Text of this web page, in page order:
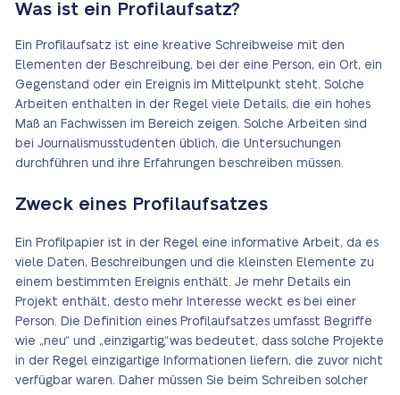
Was ist ein Profilaufsatz?
Ein Profilaufsatz ist eine kreative Schreibweise mit den
Elementen der Beschreibung, bei der eine Person, ein Ort, ein
Gegenstand oder ein Ereignis im Mittelpunkt steht. Solche
Arbeiten enthalten in der Regel viele Details, die ein hohes
Maß an Fachwissen im Bereich zeigen. Solche Arbeiten sind
bei Journalismusstudenten üblich, die Untersuchungen
durchführen und ihre Erfahrungen beschreiben müssen.
Zweck eines Profilaufsatzes
Ein Profilpapier ist in der Regel eine informative Arbeit, da es
viele Daten, Beschreibungen und die kleinsten Elemente zu
einem bestimmten Ereignis enthält. Je mehr Details ein
Projekt enthält, desto mehr Interesse weckt es bei einer
Person. Die Definition eines Profilaufsatzes umfasst Begriffe
wie „neu“ und „einzigartig“, was bedeutet, dass solche Projekte
in der Regel einzigartige Informationen liefern, die zuvor nicht
verfügbar waren. Daher müssen Sie beim Schreiben solcher